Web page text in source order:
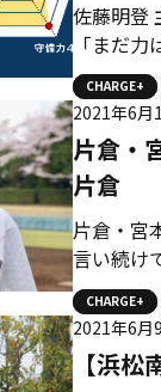
CHARGE+
佐藤明登
「まだ
たいと思
練習を乗
つくっ
CHARGE+
片倉・
片倉
2021年6月
片倉・宮
言い続け
と。コロ
い。野球
とだと思
【浜
2021年6月